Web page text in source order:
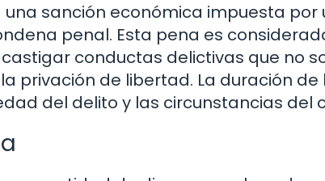
sanción económica impuesta por
penal. Esta pena es
conductas delictivas que no
privación de libertad. La duración de
del delito y las circunstancias del